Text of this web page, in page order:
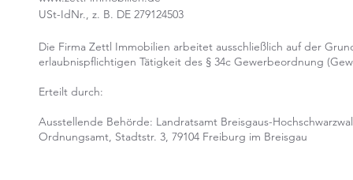
USt-IdNr., z. B. DE 279124503
Die Firma Zettl Immobilien arbeitet ausschließlich auf der
erlaubnispflichtigen Tätigkeit des § 34c Gewerbeordnung
Erteilt durch:
Ausstellende Behörde: Landratsamt Breisgaus-
Ordnungsamt, Stadtstr. 3, 79104 Freiburg im Breisgau